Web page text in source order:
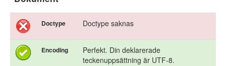
Doctype Doctype saknas
Encoding
Perfekt. Din deklarerade
teckenuppsättning är UTF-8.